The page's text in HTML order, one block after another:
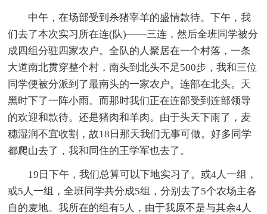
中午，在场部受到杀猪宰羊的盛情款待。下午，我
们去了本次实习所在连(队)——三连，然后全班同学被分
成四组分驻四家农户。全队的人聚居在一个村落，一条
大道南北贯穿整个村，南头到北头不足500步，我和三位
同学便被分派到了最南头的一家农户。连部在北头。天
黑时下了一阵小雨。而那时我们正在连部受到连部领导
的欢迎和款待。还是猪肉和羊肉。由于头天下雨了，麦
穗湿润不宜收割，故18日那天我们无事可做。好多同学
都爬山去了，我和同住的王学军也去了。
19日下午，我们总算可以下地实习了。或4人一组，
或5人一组，全班同学共分成5组，分别去了5个农场主各
自的麦地。我所在的组有5人，由于我原不是与其余4人